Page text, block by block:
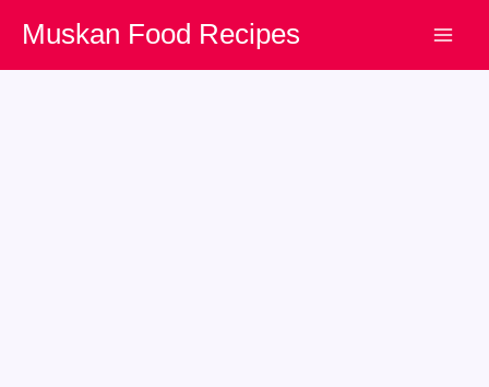
content
Muskan Food Recipes